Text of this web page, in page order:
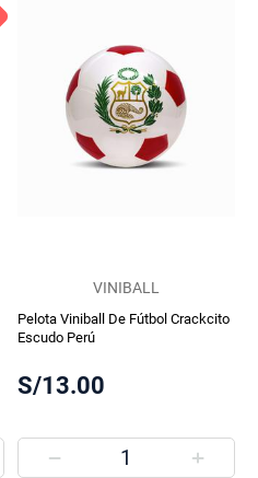
VINIBALL
Pelota Viniball De Fútbol Crackcito
Escudo Perú
S/13.00